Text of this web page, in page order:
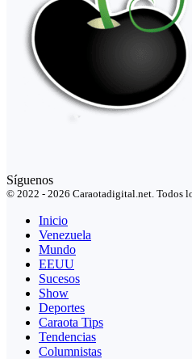
Síguenos
© 2022 - 2026 Caraotadigital.net. Todos
Inicio
Venezuela
Mundo
EEUU
Sucesos
Show
Deportes
Caraota Tips
Tendencias
Columnistas